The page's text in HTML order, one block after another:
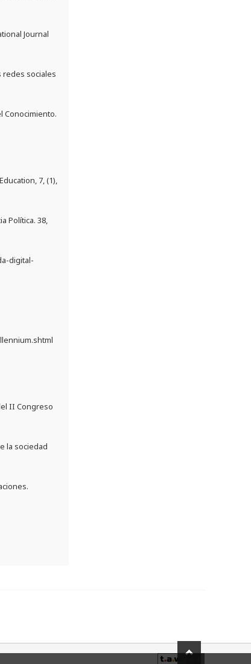
Journal
redes sociales
Conocimiento.
7, (1),
Política. 38,
digital-
II Congreso
la sociedad